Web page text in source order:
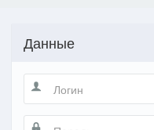
Данные